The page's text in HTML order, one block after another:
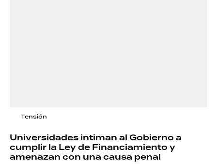
Tensión
Universidades intiman al Gobierno a
cumplir la Ley de Financiamiento y
amenazan con una causa penal